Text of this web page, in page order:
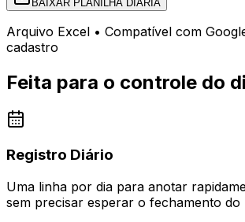
BAIXAR PLANILHA DIÁRIA
Arquivo Excel • Compatível com
cadastro
Feita para o controle do
Registro Diário
Uma linha por dia para anotar
sem precisar esperar o fechamento do